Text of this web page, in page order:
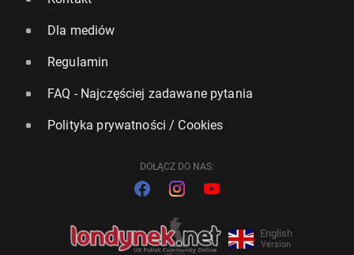
Dla mediów
Regulamin
FAQ - Najczęściej zadawane pytania
Polityka prywatności / Cookies
DOŁĄCZ DO NAS:
English
Version